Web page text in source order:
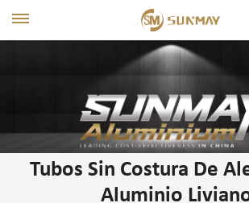
Tubos Sin Costura De
Aluminio